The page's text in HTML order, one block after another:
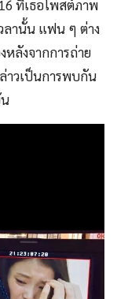
ที่เธอโพสต์ภาพ
ลานั้น แฟน ๆ ต่าง
หลังจากการถ่าย
าวเป็นการพบกัน